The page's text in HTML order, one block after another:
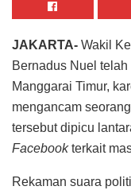
JAKARTA- Wakil
Bernadus Nuel
Manggarai Timur,
mengancam
tersebut dipicu
Facebookterkait
Rekaman suara